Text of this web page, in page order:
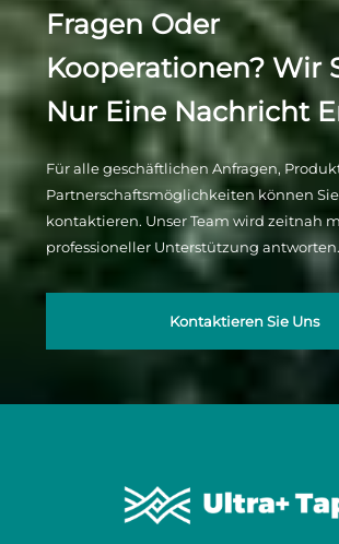
Fragen Oder
Kooperationen? Wir
Nur Eine Nachricht
Für alle geschäftlichen Anfragen,
Partnerschaftsmöglichkeiten können
kontaktieren. Unser Team wird zeitnah
professioneller Unterstützung antworten.
Kontaktieren Sie Uns